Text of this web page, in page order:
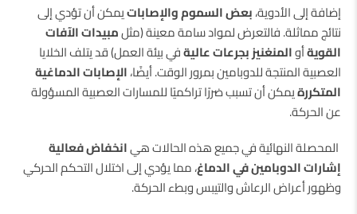
إضافة إلى الأدوية،بعض السموم والإصاباتيمكن أن تؤدي إلى
نتائج مماثلة. فالتعرض لمواد سامة معينة (مثلمبيدات الآفات
القويةأوالمنغنيز بجرعات عاليةفي بيئة العمل) قد يتلف الخلايا
العصبية المنتجة للدوبامين بمرور الوقت. أيضًا،الإصابات الدماغية
المتكررةيمكن أن تسبب ضررًا تراكميًا للمسارات العصبية المسؤولة
عن الحركة.
المحصلة النهائية في جميع هذه الحالات هيانخفاض فعالية
إشارات الدوبامين في الدماغ، مما يؤدي إلى اختلال التحكم الحركي
وظهور أعراض الرعاش والتيبس وبطء الحركة.